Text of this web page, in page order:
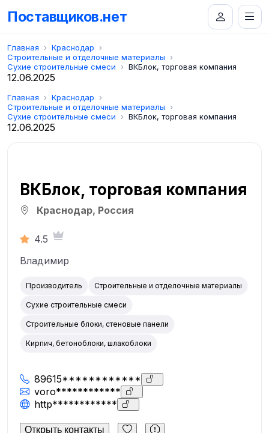
Поставщиков.нет
Главная
Краснодар
Строительные и отделочные материалы
Сухие строительные смеси
ВКБлок, торговая компания
12.06.2025
Главная
Краснодар
Строительные и отделочные материалы
Сухие строительные смеси
ВКБлок, торговая компания
12.06.2025
ВКБлок, торговая компания
Краснодар, Россия
4.5
Владимир
Производитель Строительные и отделочные материалы
Сухие строительные смеси
Строительные блоки, стеновые панели
Кирпич, бетоноблоки, шлакоблоки
89615************
voro************
http************
Открыть контакты